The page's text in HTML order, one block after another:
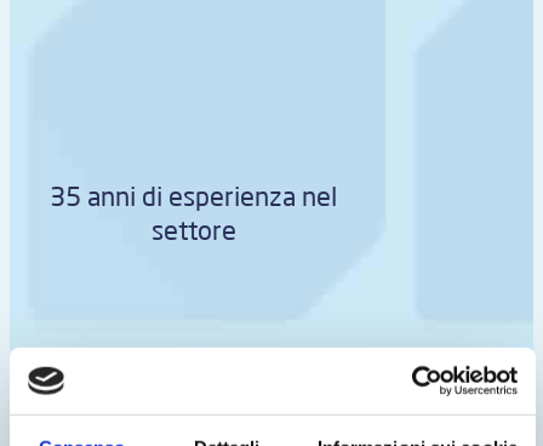
35 anni di esperienza nel
settore
Assistenza tecnica qualificata